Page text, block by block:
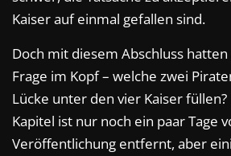
Kaiser auf einmal gefallen sind.
Doch mit diesem Abschluss
Frage im Kopf – welche zwei
Lücke unter den vier Kaiser füllen?
Kapitel ist nur noch ein paar Tage
Veröffentlichung entfernt, aber